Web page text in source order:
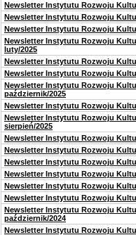
Newsletter Instytutu Rozwoju
Newsletter Instytutu Rozwoju
Newsletter Instytutu Rozwoju
Newsletter Instytutu Rozwoju
luty/2025
Newsletter Instytutu Rozwoju
Newsletter Instytutu Rozwoju
Newsletter Instytutu Rozwoju
październik/2025
Newsletter Instytutu Rozwoju
Newsletter Instytutu Rozwoju
sierpień/2025
Newsletter Instytutu Rozwoju
Newsletter Instytutu Rozwoju
Newsletter Instytutu Rozwoju
Newsletter Instytutu Rozwoju
Newsletter Instytutu Rozwoju
Newsletter Instytutu Rozwoju
Newsletter Instytutu Rozwoju
październik/2024
Newsletter Instytutu Rozwoju